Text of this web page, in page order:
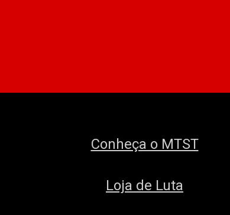
Conheça o MTST
Loja de Luta